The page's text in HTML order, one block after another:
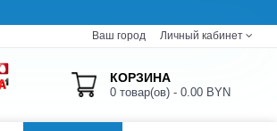
Ваш город Личный кабинет
КОРЗИНА
0 товар(ов) - 0.00 BYN